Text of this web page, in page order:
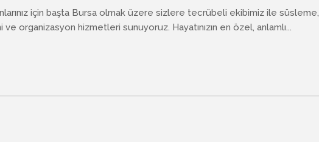
için başta Bursa olmak üzere sizlere tecrübeli ekibimiz ile süsleme,
organizasyon hizmetleri sunuyoruz. Hayatınızın en özel, anlamlı...